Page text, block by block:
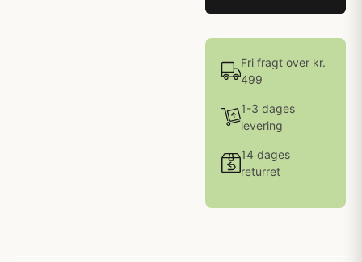
Fri fragt over kr.
499
1-3 dages
levering
14 dages
returret